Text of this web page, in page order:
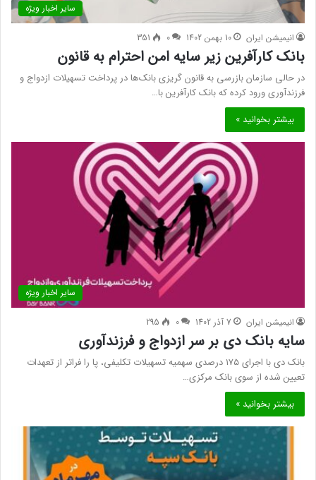
سایر اخبار ویژه
انیمیشن ایران 10 بهمن 1402 0
351
بانک کارآفرین زیر سایه امن احترام به قانون
در حالی سازمان بازرسی به قانون گریزی بانک‌ها در پرداخت تسهیلات ازدواج و
فرزندآوری ورود کرده که بانک کارآفرین با…
بیشتر بخوانید »
سایر اخبار ویژه
انیمیشن ایران 7 آذر 1402 0
295
سایه بانک دی بر سر ازدواج و فرزندآوری
بانک دی با اجرای ۱۷۵ درصدی سهمیه تسهیلات تکلیفی، پا را فراتر از تعهدات
تعیین شده از سوی بانک مرکزی…
بیشتر بخوانید »